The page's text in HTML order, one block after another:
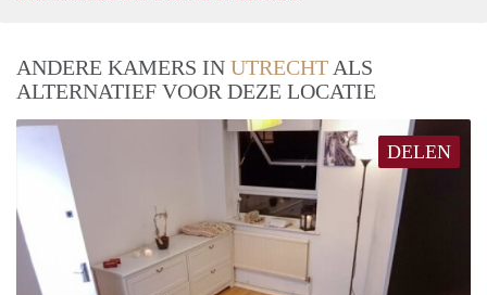
ANDERE KAMERS IN UTRECHT ALS
ALTERNATIEF VOOR DEZE LOCATIE
DELEN